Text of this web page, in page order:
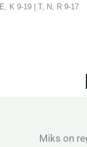
E, K 9-19 | T, N, R 9-17
Miks on